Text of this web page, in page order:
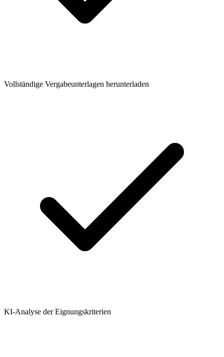
Vollständige Vergabeunterlagen herunterladen
KI-Analyse der Eignungskriterien